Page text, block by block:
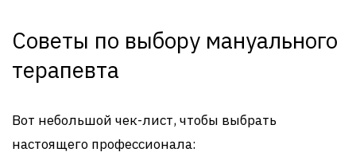
Советы по выбору мануального
терапевта
Вот небольшой чек-лист, чтобы выбрать
настоящего профессионала: